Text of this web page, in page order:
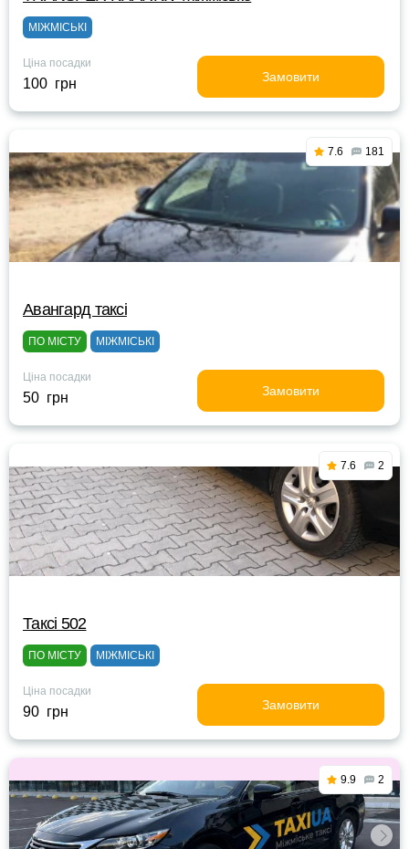
МІЖМІСЬКІ
Ціна посадки
100 грн Замовити
7.6 181
Авангард таксі
ПО МІСТУ МІЖМІСЬКІ
Ціна посадки
50 грн Замовити
7.6 2
Таксі 502
ПО МІСТУ МІЖМІСЬКІ
Ціна посадки
90 грн Замовити
9.9 2